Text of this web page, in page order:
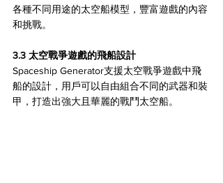
各種不同用途的太空船模型，豐富遊戲的內容
和挑戰。
3.3 太空戰爭遊戲的飛船設計
Spaceship Generator支援太空戰爭遊戲中飛
船的設計，用戶可以自由組合不同的武器和裝
甲，打造出強大且華麗的戰鬥太空船。